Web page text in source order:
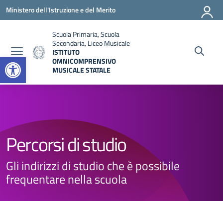
Open toolbar
Vai ai contenuti
Vai al menu di navigazione
Vai al footer
Ministero dell'Istruzione e del Merito
Scuola Primaria, Scuola
Secondaria, Liceo Musicale
ISTITUTO
OMNICOMPRENSIVO
MUSICALE STATALE
Percorsi di studio
Gli indirizzi di studio che è possibile
frequentare nella scuola